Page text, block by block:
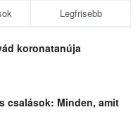
Legfrisebb
koronatanúja
csalások: Minden, amit